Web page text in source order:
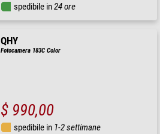
spedibile in24 ore
QHY
Fotocamera 183C Color
$ 990,00
spedibile in 1-2 settimane